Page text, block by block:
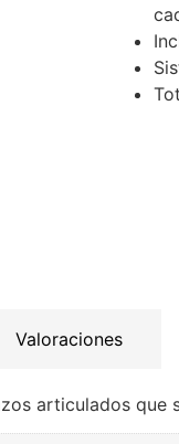
Valoraciones
articulados que